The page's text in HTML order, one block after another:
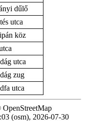
dűlő
utca
köz
utca
zug
utca
(osm), 2026-07-30